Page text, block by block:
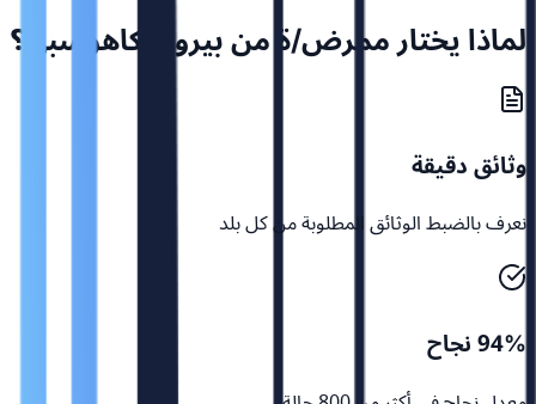
لماذا يختار ممرض/ة من بيرو بوكاهوسبي؟
وثائق دقيقة
نعرف بالضبط الوثائق المطلوبة من كل بلد
94% نجاح